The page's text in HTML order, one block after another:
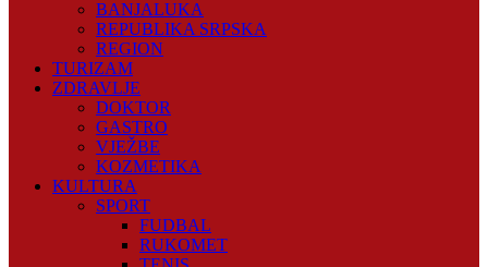
BANJALUKA
REPUBLIKA SRPSKA
REGION
TURIZAM
ZDRAVLJE
DOKTOR
GASTRO
VJEŽBE
KOZMETIKA
KULTURA
SPORT
FUDBAL
RUKOMET